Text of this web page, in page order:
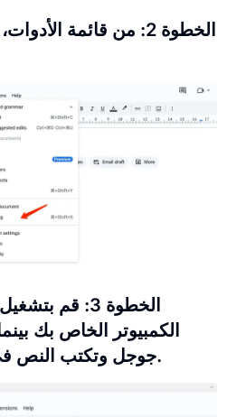
الخطوة 2: من قائمة
الخطوة 3: قم
الكمبيوتر الخاص بك
جوجل وتكتب النص في الوقت الحقيقي.